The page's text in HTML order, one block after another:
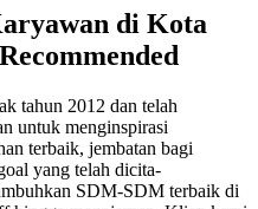
di Kota
tahun 2012 dan telah
untuk menginspirasi
terbaik, jembatan bagi
yang telah dicita-
SDM-SDM terbaik di